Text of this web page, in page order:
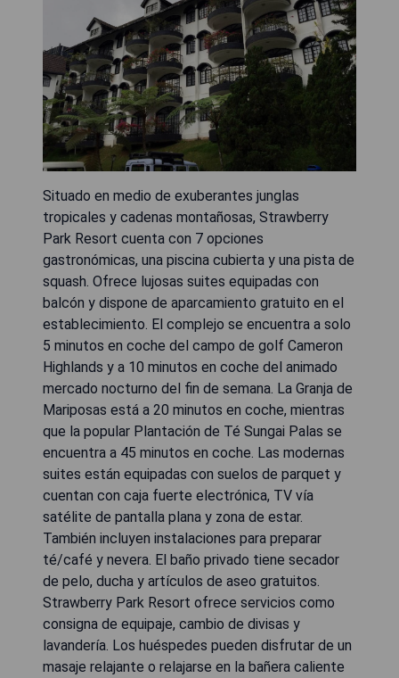
Situado en medio de exuberantes junglas
tropicales y cadenas montañosas, Strawberry
Park Resort cuenta con 7 opciones
gastronómicas, una piscina cubierta y una pista de
squash. Ofrece lujosas suites equipadas con
balcón y dispone de aparcamiento gratuito en el
establecimiento. El complejo se encuentra a solo
5 minutos en coche del campo de golf Cameron
Highlands y a 10 minutos en coche del animado
mercado nocturno del fin de semana. La Granja de
Mariposas está a 20 minutos en coche, mientras
que la popular Plantación de Té Sungai Palas se
encuentra a 45 minutos en coche. Las modernas
suites están equipadas con suelos de parquet y
cuentan con caja fuerte electrónica, TV vía
satélite de pantalla plana y zona de estar.
También incluyen instalaciones para preparar
té/café y nevera. El baño privado tiene secador
de pelo, ducha y artículos de aseo gratuitos.
Strawberry Park Resort ofrece servicios como
consigna de equipaje, cambio de divisas y
lavandería. Los huéspedes pueden disfrutar de un
masaje relajante o relajarse en la bañera caliente